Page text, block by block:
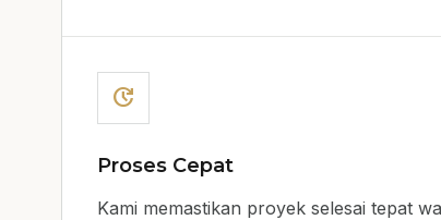
update
Proses Cepat
Kami memastikan proyek selesai tepat